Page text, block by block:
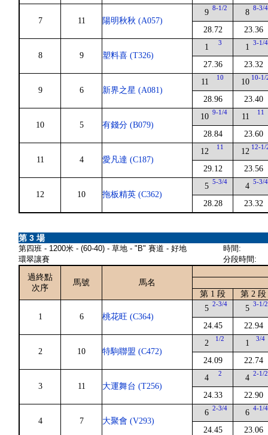
7 11 陽明秋秋 (A057)
9 8-1/2
28.72
8 8-3/4
23.36
8 9 塑料喜 (T326)
1 3
27.36
1 3-1/4
23.32
9 6 新界之星 (A081)
11 10
28.96
10 10-1/
23.40
10 5 有錢分 (B079)
10 9-1/4
28.84
11 11
23.60
11 4 愛凡達 (C187)
12 11
29.12
12 12-1/
23.56
12 10 拖板精英 (C362)
5 5-3/4
28.28
4 5-3/4
23.32
第 3 場
第四班 - 1200米 - (60-40) - 草地 - "B" 賽道 - 好地
環翠讓賽
時間:
分段時間:
過終點
次序
馬號
馬名
第 1 段
第 2 段
1 6 桃花旺 (C364)
5 2-3/4
24.45
5 3-1/2
22.94
2 10 特駒聯盟 (C472)
2 1/2
24.09
1 3/4
22.74
3 11 大運舞台 (T256)
4 2
24.33
4 2-1/2
22.90
4 7 大聚會 (V293)
6 2-3/4
24.45
6 4-1/4
23.06